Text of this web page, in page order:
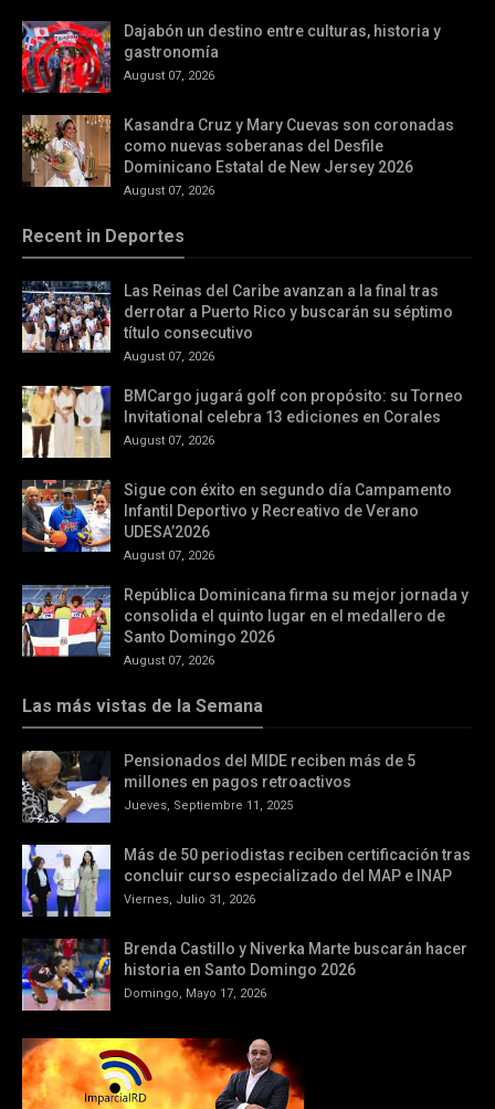
Dajabón un destino entre culturas, historia y
gastronomía
August 07, 2026
Kasandra Cruz y Mary Cuevas son coronadas
como nuevas soberanas del Desfile
Dominicano Estatal de New Jersey 2026
August 07, 2026
Recent in Deportes
Las Reinas del Caribe avanzan a la final tras
derrotar a Puerto Rico y buscarán su séptimo
título consecutivo
August 07, 2026
BMCargo jugará golf con propósito: su Torneo
Invitational celebra 13 ediciones en Corales
August 07, 2026
Sigue con éxito en segundo día Campamento
Infantil Deportivo y Recreativo de Verano
UDESA’2026
August 07, 2026
República Dominicana firma su mejor jornada y
consolida el quinto lugar en el medallero de
Santo Domingo 2026
August 07, 2026
Las más vistas de la Semana
Pensionados del MIDE reciben más de 5
millones en pagos retroactivos
Jueves, Septiembre 11, 2025
Más de 50 periodistas reciben certificación tras
concluir curso especializado del MAP e INAP
Viernes, Julio 31, 2026
Brenda Castillo y Niverka Marte buscarán hacer
historia en Santo Domingo 2026
Domingo, Mayo 17, 2026